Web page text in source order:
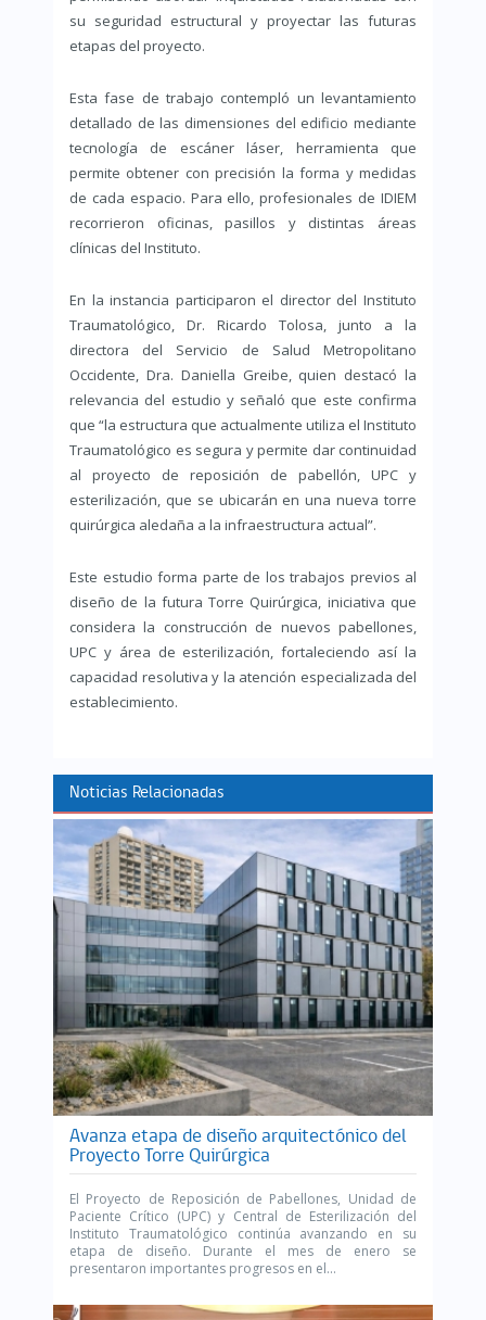
su seguridad estructural y proyectar las futuras
etapas del proyecto.
Esta fase de trabajo contempló un levantamiento
detallado de las dimensiones del edificio mediante
tecnología de escáner láser, herramienta que
permite obtener con precisión la forma y medidas
de cada espacio. Para ello, profesionales de IDIEM
recorrieron oficinas, pasillos y distintas áreas
clínicas del Instituto.
En la instancia participaron el director del Instituto
Traumatológico, Dr. Ricardo Tolosa, junto a la
directora del Servicio de Salud Metropolitano
Occidente, Dra. Daniella Greibe, quien destacó la
relevancia del estudio y señaló que este confirma
que “la estructura que actualmente utiliza el Instituto
Traumatológico es segura y permite dar continuidad
al proyecto de reposición de pabellón, UPC y
esterilización, que se ubicarán en una nueva torre
quirúrgica aledaña a la infraestructura actual”.
Este estudio forma parte de los trabajos previos al
diseño de la futura Torre Quirúrgica, iniciativa que
considera la construcción de nuevos pabellones,
UPC y área de esterilización, fortaleciendo así la
capacidad resolutiva y la atención especializada del
establecimiento.
Noticias Relacionadas
Avanza etapa de diseño arquitectónico del
Proyecto Torre Quirúrgica
El Proyecto de Reposición de Pabellones, Unidad de
Paciente Crítico (UPC) y Central de Esterilización del
Instituto Traumatológico continúa avanzando en su
etapa de diseño. Durante el mes de enero se
presentaron importantes progresos en el...